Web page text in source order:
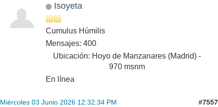
Isoyeta
Cumulus Húmilis
Mensajes: 400
Ubicación: Hoyo de Manzanares (Madrid) -
970 msnm
En línea
Miércoles 03 Junio 2026 12:32:34 PM #7557